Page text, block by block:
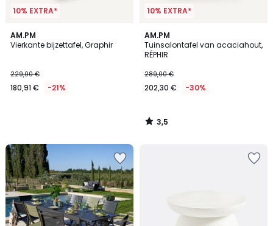
10% EXTRA*
AM.PM
Vierkante bijzettafel, Graphir
229,00 €
180,91 € -21%
10% EXTRA*
AM.PM
Tuinsalontafel van acaciahout,
RÉPHIR
289,00 €
202,30 € -30%
3,5
/ 5
3,5
/